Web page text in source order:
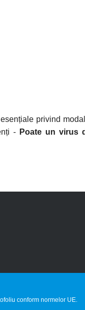
privind
- Poate un virus
conform normelor UE.